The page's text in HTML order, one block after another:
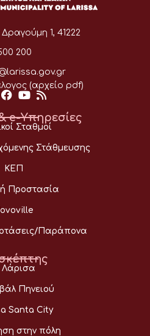
1, 41222
200
(αρχείο pdf)
e-Υπηρεσίες
Σταθμοί
Στάθμευσης
ΚΕΠ
Προστασία
Παράπονα
Λάρισα
Πηνειού
Santa City
στην πόλη